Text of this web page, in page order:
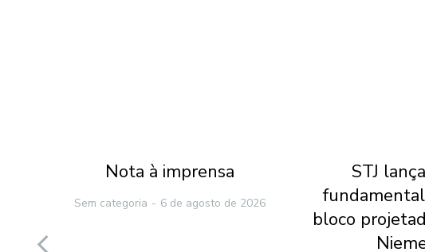
Nota à imprensa
Sem categoria 6 de agosto de 2026
STJ
bloco